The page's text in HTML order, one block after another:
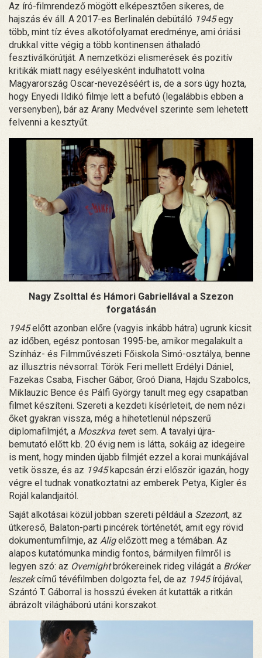
Az író-filmrendező mögött elképesztően sikeres, de
hajszás év áll. A 2017-es Berlinalén debütáló 1945egy
több, mint tíz éves alkotófolyamat eredménye, ami óriási
drukkal vitte végig a több kontinensen áthaladó
fesztiválkörútját. A nemzetközi elismerések és pozitív
kritikák miatt nagy esélyesként indulhatott volna
Magyarország Oscar-nevezéséért is, de a sors úgy hozta,
hogy Enyedi Ildikó filmje lett a befutó (legalábbis ebben a
versenyben), bár az Arany Medvével szerinte sem lehetett
felvenni a kesztyűt.
Nagy Zsolttal és Hámori Gabriellával a Szezon
forgatásán
1945előtt azonban előre (vagyis inkább hátra) ugrunk kicsit
az időben, egész pontosan 1995-be, amikor megalakult a
Színház- és Filmművészeti Főiskola Simó-osztálya, benne
az illusztris névsorral: Török Feri mellett Erdélyi Dániel,
Fazekas Csaba, Fischer Gábor, Groó Diana, Hajdu Szabolcs,
Miklauzic Bence és Pálfi György tanult meg egy csapatban
filmet készíteni. Szereti a kezdeti kísérleteit, de nem nézi
őket gyakran vissza, még a hihetetlenül népszerű
diplomafilmjét, a Moszkva teret sem. A tavalyi újra-
bemutató előtt kb. 20 évig nem is látta, sokáig az idegeire
is ment, hogy minden újabb filmjét ezzel a korai munkájával
vetik össze, és az 1945kapcsán érzi először igazán, hogy
végre el tudnak vonatkoztatni az emberek Petya, Kigler és
Rojál kalandjaitól.
Saját alkotásai közül jobban szereti például a Szezont, az
útkereső, Balaton-parti pincérek történetét, amit egy rövid
dokumentumfilmje, az Aligelőzött meg a témában. Az
alapos kutatómunka mindig fontos, bármilyen filmről is
legyen szó: az Overnightbrókereinek rideg világát a Bróker
leszekcímű tévéfilmben dolgozta fel, de az 1945írójával,
Szántó T. Gáborral is hosszú éveken át kutatták a ritkán
ábrázolt világháború utáni korszakot.